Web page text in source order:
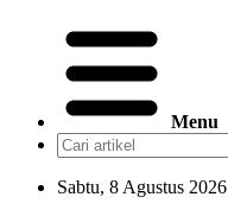
Menu
Sabtu, 8 Agustus 2026